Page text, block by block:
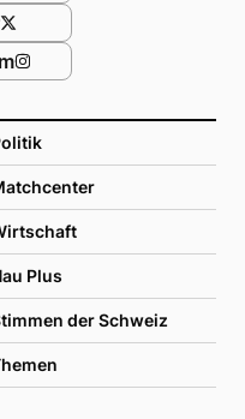
Plus
der Schweiz